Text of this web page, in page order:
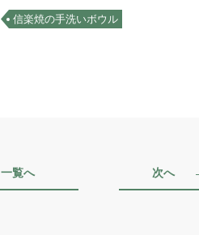
信楽焼の手洗いボウル
一覧へ 次へ